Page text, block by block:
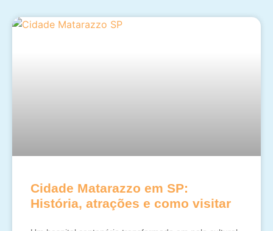
Cidade Matarazzo em SP:
História, atrações e como visitar